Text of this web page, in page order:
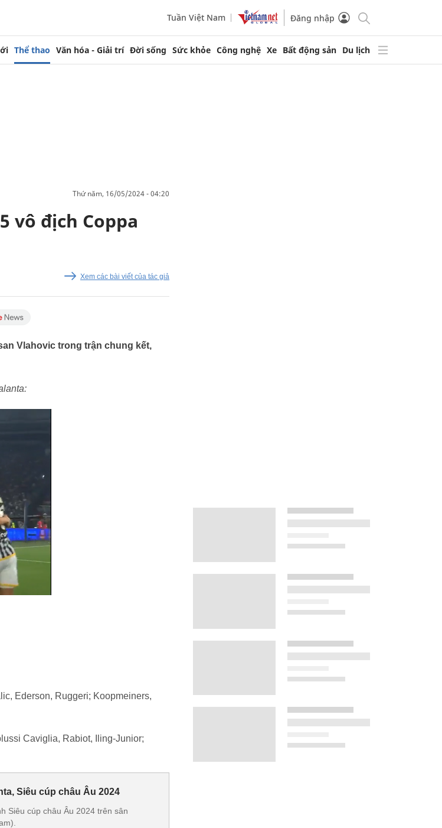
Tuần Việt Nam Đăng nhập
Thể thao Văn hóa - Giải trí Đời sống Sức khỏe Công nghệ Xe Bất động sản Du lịch
thứ năm, 16/05/2024 - 04:20
vô địch Coppa
Xem các bài viết của tác giả
Vlahovic trong trận chung kết,
Ederson, Ruggeri; Koopmeiners,
Caviglia, Rabiot, Iling-Junior;
Siêu cúp châu Âu 2024
Siêu cúp châu Âu 2024 trên sân